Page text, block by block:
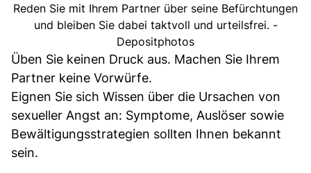
Reden Sie mit Ihrem Partner über seine Befürchtungen
und bleiben Sie dabei taktvoll und urteilsfrei. -
Depositphotos
Üben Sie keinen Druck aus. Machen Sie Ihrem
Partner keine Vorwürfe.
Eignen Sie sich Wissen über die Ursachen von
sexueller Angst an: Symptome, Auslöser sowie
Bewältigungsstrategien sollten Ihnen bekannt
sein.